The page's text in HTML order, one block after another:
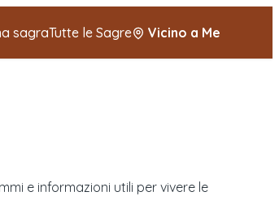
sagraTutte le Sagre Vicino a Me
e informazioni utili per vivere le